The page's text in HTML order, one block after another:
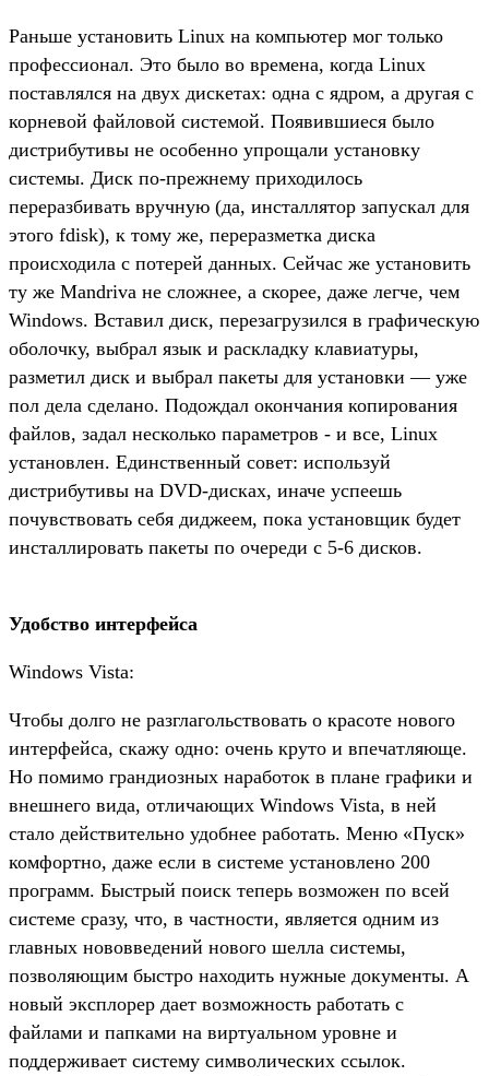
Раньше установить Linux на компьютер мог только
профессионал. Это было во времена, когда Linux
поставлялся на двух дискетах: одна с ядром, а другая с
корневой файловой системой. Появившиеся было
дистрибутивы не особенно упрощали установку
системы. Диск по-прежнему приходилось
переразбивать вручную (да, инсталлятор запускал для
этого fdisk), к тому же, переразметка диска
происходила с потерей данных. Сейчас же установить
ту же Mandriva не сложнее, а скорее, даже легче, чем
Windows. Вставил диск, перезагрузился в графическую
оболочку, выбрал язык и раскладку клавиатуры,
разметил диск и выбрал пакеты для установки — уже
пол дела сделано. Подождал окончания копирования
файлов, задал несколько параметров - и все, Linux
установлен. Единственный совет: используй
дистрибутивы на DVD-дисках, иначе успеешь
почувствовать себя диджеем, пока установщик будет
инсталлировать пакеты по очереди с 5-6 дисков.
Удобство интерфейса
Windows Vista:
Чтобы долго не разглагольствовать о красоте нового
интерфейса, скажу одно: очень круто и впечатляюще.
Но помимо грандиозных наработок в плане графики и
внешнего вида, отличающих Windows Vista, в ней
стало действительно удобнее работать. Меню «Пуск»
комфортно, даже если в системе установлено 200
программ. Быстрый поиск теперь возможен по всей
системе сразу, что, в частности, является одним из
главных нововведений нового шелла системы,
позволяющим быстро находить нужные документы. А
новый эксплорер дает возможность работать с
файлами и папками на виртуальном уровне и
поддерживает систему символических ссылок.